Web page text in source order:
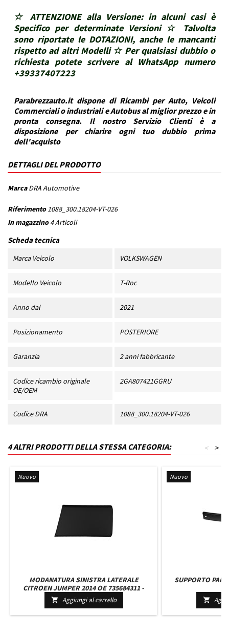
☆ ATTENZIONE alla Versione: in alcuni casi è
Specifico per determinate Versioni ☆ Talvolta
sono riportate le DOTAZIONI, anche le mancanti
rispetto ad altri Modelli ☆ Per qualsiasi dubbio o
richiesta potete scrivere al WhatsApp numero
+39337407223
Parabrezzauto.it dispone di Ricambi per Auto, Veicoli
Commerciali o industriali e Autobus al miglior prezzo e in
pronta consegna. Il nostro Servizio Clienti è a
disposizione per chiarire ogni tuo dubbio prima
dell'acquisto
DETTAGLI DEL PRODOTTO
Marca DRA Automotive
Riferimento 1088_300.18204-VT-026
In magazzino 4 Articoli
Scheda tecnica
Marca Veicolo VOLKSWAGEN
Modello Veicolo T-Roc
Anno dal 2021
Posizionamento POSTERIORE
Garanzia 2 anni fabbricante
Codice ricambio originale
OE/OEM
2GA807421GGRU
Codice DRA 1088_300.18204-VT-026
4 ALTRI PRODOTTI DELLA STESSA CATEGORIA: >
<
Nuovo
MODANATURA SINISTRA LATERALE
CITROEN JUMPER 2014 OE 735684311 -
735721546 - 1637295680 - 1674208580 NERA
PASSO MEDIO
 Aggiungi al carrello
Nuovo
SUPPORTO
